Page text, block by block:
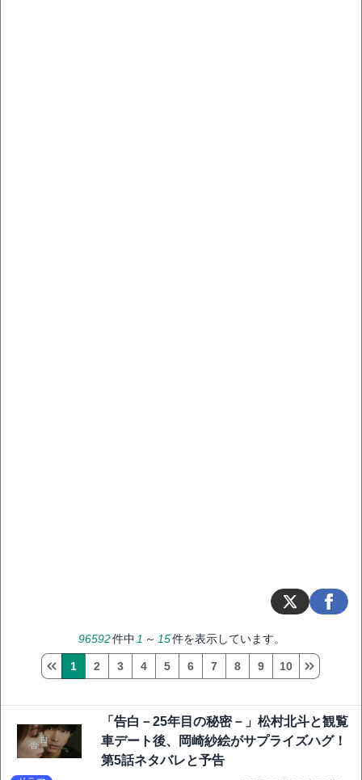
96592件中 1 ～ 15件を表示しています。
1 2 3 4 5 6 7 8 9 10
「告白－25年目の秘密－」松村北斗と観覧
車デート後、岡崎紗絵がサプライズハグ！
第5話ネタバレと予告